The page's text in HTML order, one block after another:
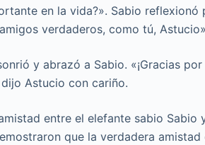
en la vida?». Sabio
verdaderos, como tú,
y abrazó a Sabio. «¡Gracias
Astucio con cariño.
entre el elefante sabio
que la verdadera